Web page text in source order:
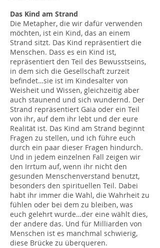
Das Kind am Strand
Die Metapher, die wir dafür verwenden
möchten, ist ein Kind, das an einem
Strand sitzt. Das Kind repräsentiert die
Menschen. Dass es ein Kind ist,
repräsentiert den Teil des Bewusstseins,
in dem sich die Gesellschaft zurzeit
befindet…sie ist im Kindesalter von
Weisheit und Wissen, gleichzeitig aber
auch staunend und sich wundernd. Der
Strand repräsentiert Gaia oder ein Teil
von ihr, auf dem ihr lebt und der eure
Realität ist. Das Kind am Strand beginnt
Fragen zu stellen, und ich führe euch
durch ein paar dieser Fragen hindurch.
Und in jedem einzelnen Fall zeigen wir
den Irrtum auf, wenn ihr nicht den
gesunden Menschenverstand benutzt,
besonders den spirituellen Teil. Dabei
habt ihr immer die Wahl, die Wahrheit zu
fühlen oder bei dem zu bleiben, was
euch gelehrt wurde…der eine wählt dies,
der andere das. Und für Milliarden von
Menschen ist es manchmal schwierig,
diese Brücke zu überqueren.